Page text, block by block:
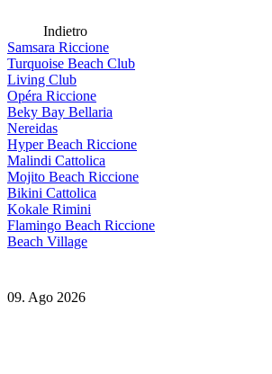
Indietro
Samsara Riccione
Turquoise Beach Club
Living Club
Opéra Riccione
Beky Bay Bellaria
Nereidas
Hyper Beach Riccione
Malindi Cattolica
Mojito Beach Riccione
Bikini Cattolica
Kokale Rimini
Flamingo Beach Riccione
Beach Village
09. Ago 2026